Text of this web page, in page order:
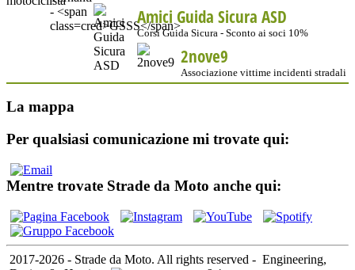
Amici Guida Sicura ASD
Corsi Guida Sicura - Sconto ai soci 10%
2nove9
Associazione vittime incidenti stradali
La mappa
Per qualsiasi comunicazione mi trovate qui:
Mentre trovate Strade da Moto anche qui:
2017-2026 - Strade da Moto. All rights reserved - Engineering,